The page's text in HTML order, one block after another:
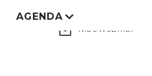
mail_outline NIEUWSBRIEF
AGENDA